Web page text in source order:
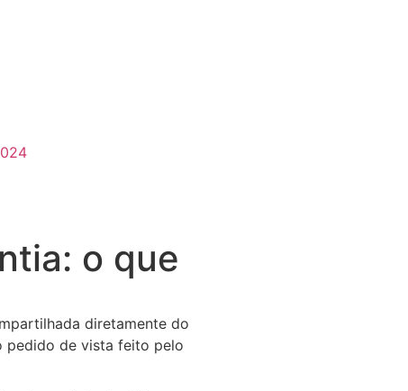
o que
diretamente do
pedido de vista feito pelo